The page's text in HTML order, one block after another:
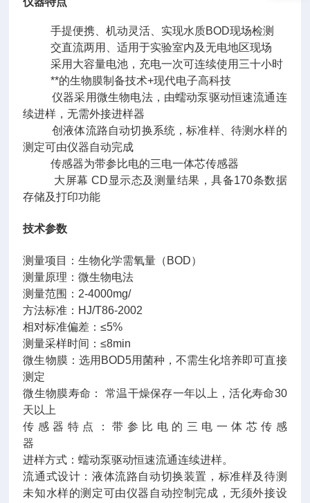
手提便携、机动灵活、实现水质BOD现场检测
交直流两用、适用于实验室内及无电地区现场
采用大容量电池，充电一次可连续使用三十小时
**的生物膜制备技术+现代电子高科技
仪器采用微生物电法，由蠕动泵驱动恒速流通连
续进样，无需外接进样器
创液体流路自动切换系统，标准样、待测水样的
测定可由仪器自动完成
传感器为带参比电的三电一体芯传感器
大屏幕 CD显示态及测量结果，具备170条数据
存储及打印功能
技术参数
测量项目：生物化学需氧量（BOD）
测量原理：微生物电法
测量范围：2-4000mg/
方法标准：HJ/T86-2002
相对标准偏差：≤5%
测量采样时间：≤8min
微生物膜：选用BOD5用菌种，不需生化培养即可直接
测定
微生物膜寿命： 常温干燥保存一年以上，活化寿命30
天以上
传感器特点：带参比电的三电一体芯传感
器
进样方式：蠕动泵驱动恒速流通连续进样。
流通式设计：液体流路自动切换装置，标准样及待测
未知水样的测定可由仪器自动控制完成，无须外接设